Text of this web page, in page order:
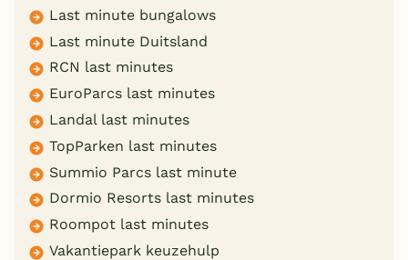
Last minute bungalows
Last minute Duitsland
RCN last minutes
EuroParcs last minutes
Landal last minutes
TopParken last minutes
Summio Parcs last minute
Dormio Resorts last minutes
Roompot last minutes
Vakantiepark keuzehulp